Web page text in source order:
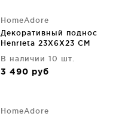
HomeAdore
Декоративный поднос
Henrieta 23X6X23 CM
В наличии 10 шт.
3 490 руб
HomeAdore